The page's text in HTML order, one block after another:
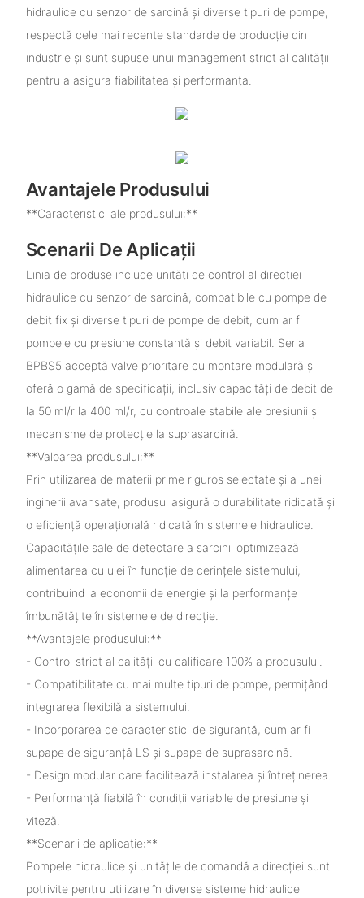
hidraulice cu senzor de sarcină și diverse tipuri de pompe,
respectă cele mai recente standarde de producție din
industrie și sunt supuse unui management strict al calității
pentru a asigura fiabilitatea și performanța.
Avantajele Produsului
**Caracteristici ale produsului:**
Scenarii De Aplicații
Linia de produse include unități de control al direcției
hidraulice cu senzor de sarcină, compatibile cu pompe de
debit fix și diverse tipuri de pompe de debit, cum ar fi
pompele cu presiune constantă și debit variabil. Seria
BPBS5 acceptă valve prioritare cu montare modulară și
oferă o gamă de specificații, inclusiv capacități de debit de
la 50 ml/r la 400 ml/r, cu controale stabile ale presiunii și
mecanisme de protecție la suprasarcină.
**Valoarea produsului:**
Prin utilizarea de materii prime riguros selectate și a unei
inginerii avansate, produsul asigură o durabilitate ridicată și
o eficiență operațională ridicată în sistemele hidraulice.
Capacitățile sale de detectare a sarcinii optimizează
alimentarea cu ulei în funcție de cerințele sistemului,
contribuind la economii de energie și la performanțe
îmbunătățite în sistemele de direcție.
**Avantajele produsului:**
- Control strict al calității cu calificare 100% a produsului.
- Compatibilitate cu mai multe tipuri de pompe, permițând
integrarea flexibilă a sistemului.
- Incorporarea de caracteristici de siguranță, cum ar fi
supape de siguranță LS și supape de suprasarcină.
- Design modular care facilitează instalarea și întreținerea.
- Performanță fiabilă în condiții variabile de presiune și
viteză.
**Scenarii de aplicație:**
Pompele hidraulice și unitățile de comandă a direcției sunt
potrivite pentru utilizare în diverse sisteme hidraulice